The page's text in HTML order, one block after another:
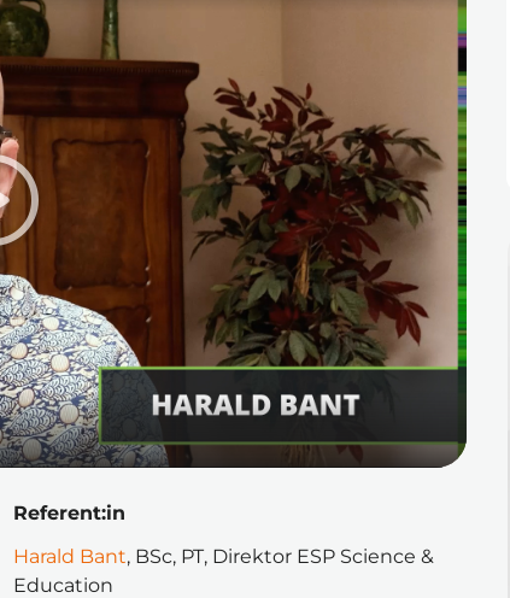
Referent:in
Harald Bant, BSc, PT, Direktor ESP Science &
Education